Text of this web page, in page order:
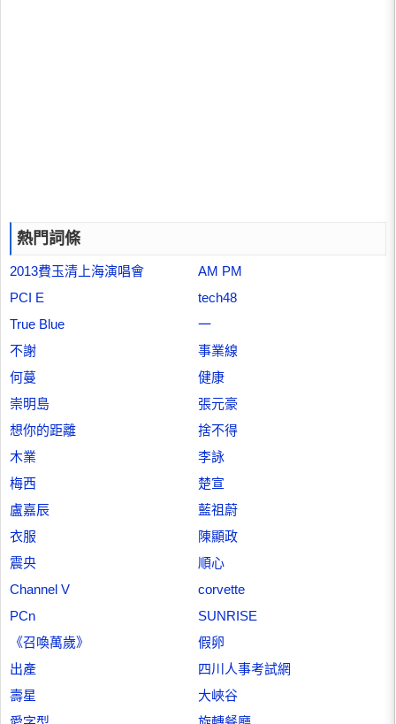
熱門詞條
2013費玉清上海演唱會
AM PM
PCI E
tech48
True Blue
一
不謝
事業線
何蔓
健康
崇明島
張元豪
想你的距離
捨不得
木業
李詠
梅西
楚宣
盧嘉辰
藍祖蔚
衣服
陳顯政
震央
順心
Channel V
corvette
PCn
SUNRISE
《召喚萬歲》
假卵
出產
四川人事考試網
壽星
大峽谷